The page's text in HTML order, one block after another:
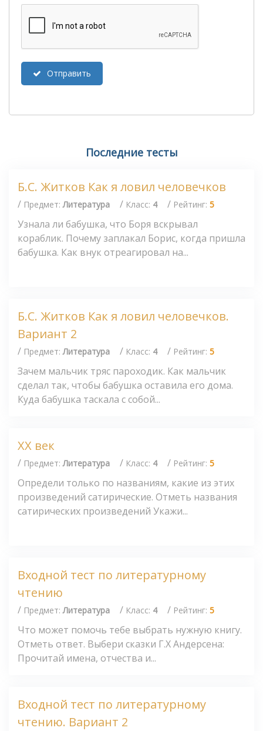
Отправить
Последние тесты
Б.С. Житков Как я ловил человечков
/ Предмет:Литература / Класс: 4 / Рейтинг: 5
Узнала ли бабушка, что Боря вскрывал
кораблик. Почему заплакал Борис, когда пришла
бабушка. Как внук отреагировал на...
Б.С. Житков Как я ловил человечков.
Вариант 2
/ Предмет:Литература / Класс: 4 / Рейтинг: 5
Зачем мальчик тряс пароходик. Как мальчик
сделал так, чтобы бабушка оставила его дома.
Куда бабушка таскала с собой...
XX век
/ Предмет:Литература / Класс: 4 / Рейтинг: 5
Определи только по названиям, какие из этих
произведений сатирические. Отметь названия
сатирических произведений Укажи...
Входной тест по литературному
чтению
/ Предмет:Литература / Класс: 4 / Рейтинг: 5
Что может помочь тебе выбрать нужную книгу.
Отметь ответ. Выбери сказки Г.Х Андерсена:
Прочитай имена, отчества и...
Входной тест по литературному
чтению. Вариант 2